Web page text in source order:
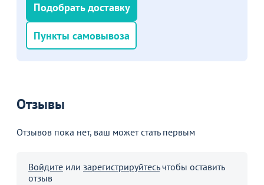
Подобрать доставку
Пункты самовывоза
Отзывы
Отзывов пока нет, ваш может стать первым
Войдите или зарегистрируйтесьчтобы оставить
отзыв